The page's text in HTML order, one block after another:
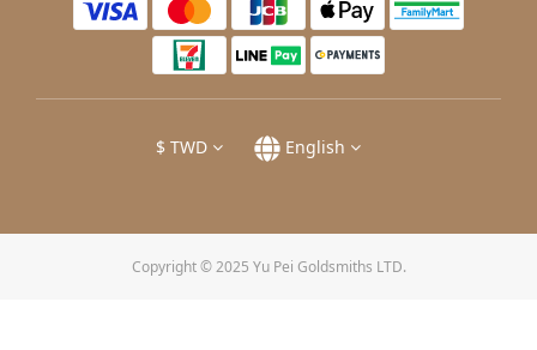
$ TWD English
Copyright © 2025 Yu Pei Goldsmiths LTD.